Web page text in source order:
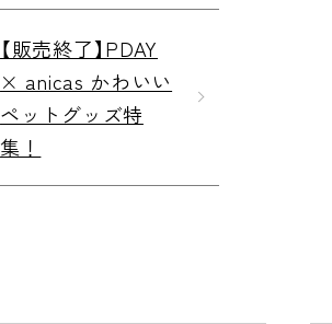
【販売終了】PDAY
× anicas かわいい
ペットグッズ特
集！